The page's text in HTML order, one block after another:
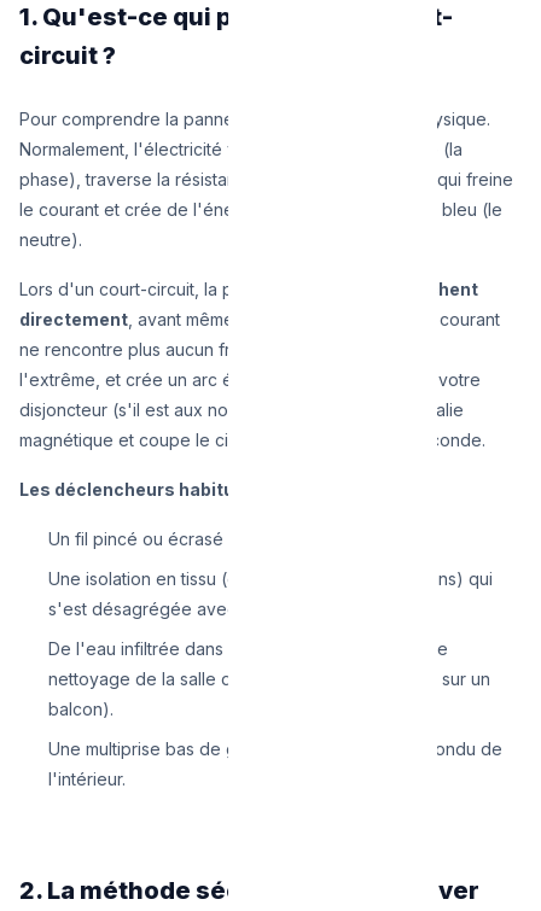
1. Qu'est-ce qui provoque un court-
circuit ?
Pour comprendre la panne, il faut comprendre la physique.
Normalement, l'électricité voyage depuis le fil rouge (la
phase), traverse la résistance de votre appareil (ce qui freine
le courant et crée de l'énergie), puis repart par le fil bleu (le
neutre).
Lors d'un court-circuit, la phase et le neutre
se touchent
directement , avant même d'atteindre l'appareil. Le courant
ne rencontre plus aucun frein. Il s'emballe, chauffe à
l'extrême, et crée un arc électrique. Heureusement, votre
disjoncteur (s'il est aux normes) détecte cette anomalie
magnétique et coupe le circuit en un millième de seconde.
Les déclencheurs habituels à Bruxelles :
Un fil pincé ou écrasé par un meuble lourd.
Une isolation en tissu (dans les très vieilles maisons) qui
s'est désagrégée avec le temps.
De l'eau infiltrée dans une prise (souvent après le
nettoyage de la salle de bain ou de fortes pluies sur un
balcon).
Une multiprise bas de gamme surchargée qui a fondu de
l'intérieur.
2. La méthode sécurisée pour trouver